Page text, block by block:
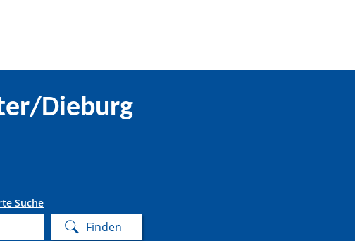
Dieburg
Suche